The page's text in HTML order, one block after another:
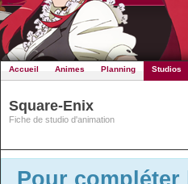
Accueil Animes Planning Studios
Square-Enix
Fiche de studio d'animation
Pour